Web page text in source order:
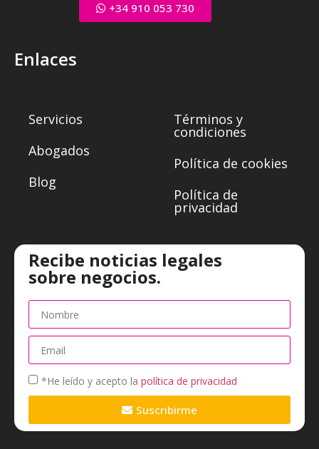
+34 910 053 730
Enlaces
Servicios
Abogados
Blog
Términos y
condiciones
Política de cookies
Política de
privacidad
Recibe noticias legales
sobre negocios.
*He leído y acepto la política de privacidad
Suscribirme